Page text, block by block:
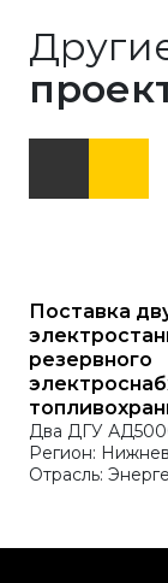
Поставка
резервного
Два ДГУ
Регион:
Отрасль: